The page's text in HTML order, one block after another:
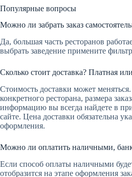
Популярные вопросы
Можно ли забрать заказ
Да, большая часть ресторанов
выбрать заведение примените
Сколько стоит доставка? Платная
Стоимость доставки может
конкретного ресторана, размера
информацию вы всегда найдете в
сайте. Цена доставки обязательна
оформления.
Можно ли оплатить наличными,
Если способ оплаты наличными
отобразится на этапе оформления